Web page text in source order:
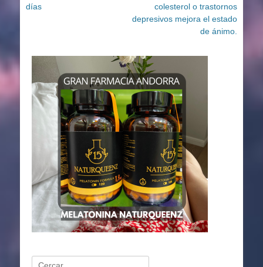
días
colesterol o trastornos
depresivos mejora el estado
de ánimo.
Buscar: